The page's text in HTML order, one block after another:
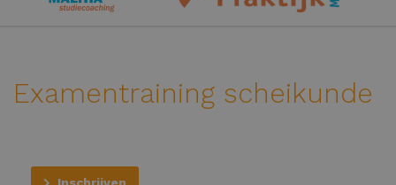
Examentraining scheikunde